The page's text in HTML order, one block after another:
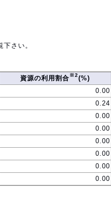
下さい。
資源の利用割合※2(%)
0.00
0.24
0.00
0.00
0.00
0.00
0.00
0.00